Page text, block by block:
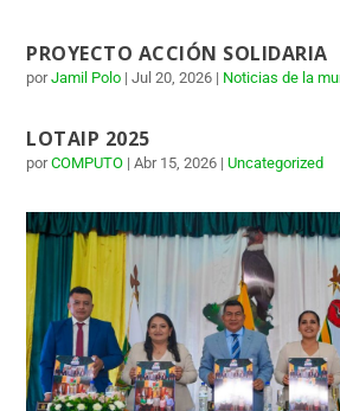
PROYECTO ACCIÓN SOLIDARIA
porJamil Polo |Jul 20, 2026 | Noticias de la
LOTAIP 2025
porCOMPUTO |Abr 15, 2026 |Uncategorized